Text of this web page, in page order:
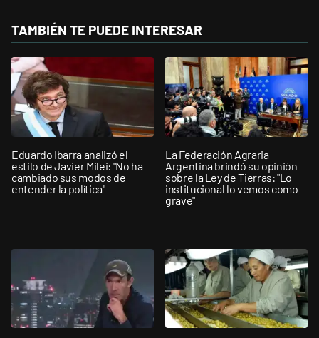
TAMBIÉN TE PUEDE INTERESAR
Eduardo Ibarra analizó el
estilo de Javier Milei: "No ha
cambiado sus modos de
entender la política"
La Federación Agraria
Argentina brindó su opinión
sobre la Ley de Tierras: "Lo
institucional lo vemos como
grave"